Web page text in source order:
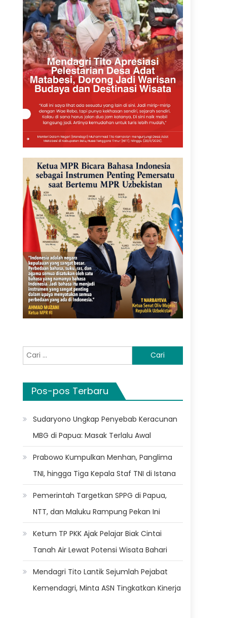
Cari
untuk:
Pos-pos Terbaru
Sudaryono Ungkap Penyebab Keracunan
MBG di Papua: Masak Terlalu Awal
Prabowo Kumpulkan Menhan, Panglima
TNI, hingga Tiga Kepala Staf TNI di Istana
Pemerintah Targetkan SPPG di Papua,
NTT, dan Maluku Rampung Pekan Ini
Ketum TP PKK Ajak Pelajar Biak Cintai
Tanah Air Lewat Potensi Wisata Bahari
Mendagri Tito Lantik Sejumlah Pejabat
Kemendagri, Minta ASN Tingkatkan Kinerja